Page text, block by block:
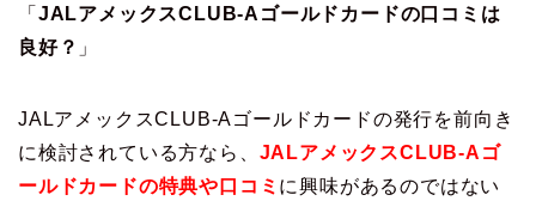
「 JALアメックスCLUB-Aゴールドカードの口コミは
良好？ 」
JALアメックスCLUB-Aゴールドカードの発行を前向き
に検討されている方なら、 JALアメックスCLUB-Aゴ
ールドカードの特典や口コミ に興味があるのではない